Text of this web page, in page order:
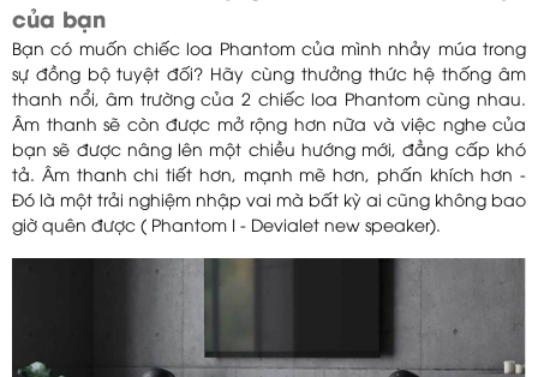
của bạn
Bạn có muốn chiếc loa Phantom của mình nhảy múa trong
sự đồng bộ tuyệt đối? Hãy cùng thưởng thức hệ thống âm
thanh nổi, âm trường của 2 chiếc loa Phantom cùng nhau.
Âm thanh sẽ còn được mở rộng hơn nữa và việc nghe của
bạn sẽ được nâng lên một chiều hướng mới, đẳng cấp khó
tả. Âm thanh chi tiết hơn, mạnh mẽ hơn, phấn khích hơn -
Đó là một trải nghiệm nhập vai mà bất kỳ ai cũng không bao
giờ quên được ( Phantom I - Devialet new speaker).